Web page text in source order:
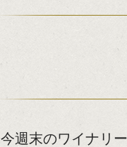
今週末のワイナリ